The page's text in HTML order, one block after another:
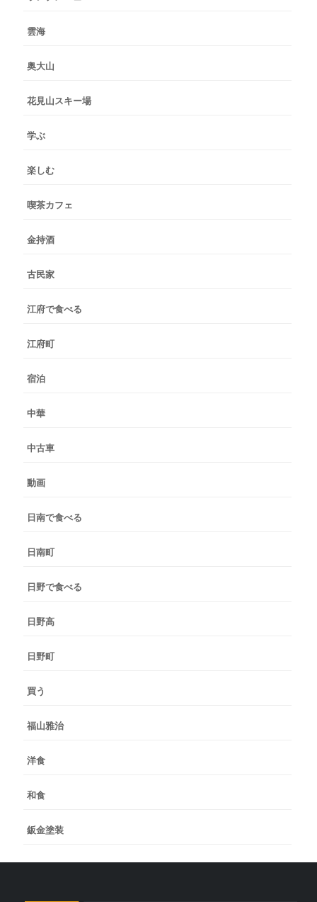
雲海
奥大山
花見山スキー場
学ぶ
楽しむ
喫茶カフェ
金持酒
古民家
江府で食べる
江府町
宿泊
中華
中古車
動画
日南で食べる
日南町
日野で食べる
日野高
日野町
買う
福山雅治
洋食
和食
鈑金塗装